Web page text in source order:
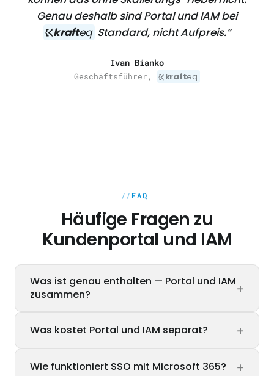
Genau deshalb sind Portal und IAM bei
krafteq Standard, nicht Aufpreis.”
Ivan Bianko
Geschäftsführer, krafteq
FAQ
Häufige Fragen zu
Kundenportal und IAM
Was ist genau enthalten — Portal und IAM
zusammen?
+
liefert das zentrale Login mit Keycloak —
MFA, Rollen, Audit-Log, Mandanten-Trennung,
Was kostet Portal und IAM separat? +
verkauft. Beide sind feste Bestandteile
Wie funktioniert SSO mit Microsoft 365? +